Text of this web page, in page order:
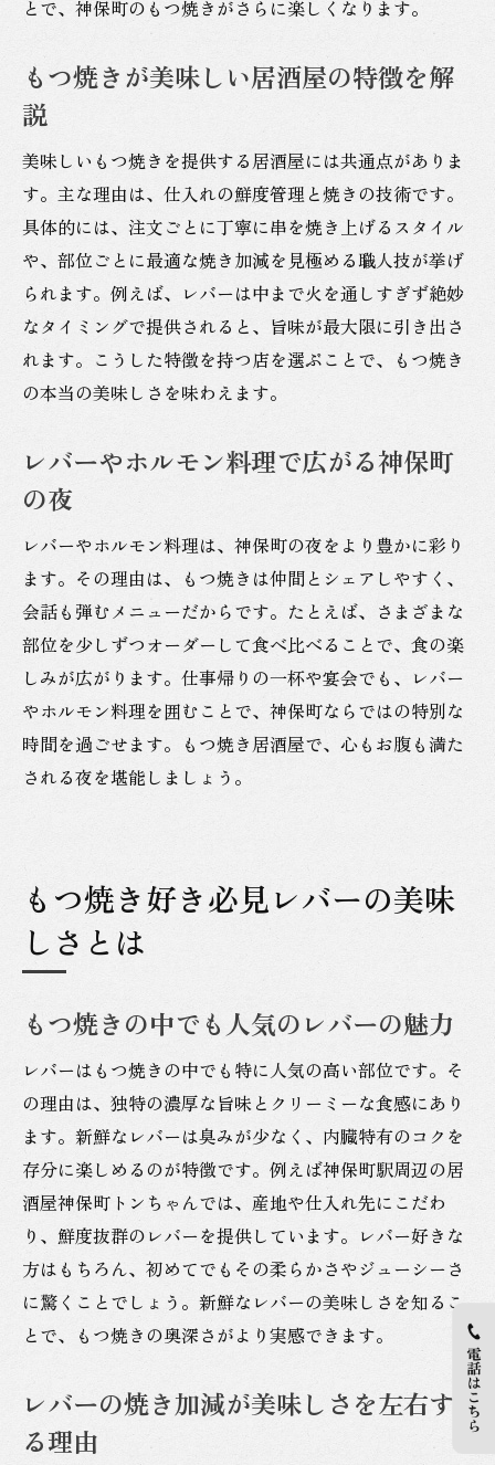
とで、神保町のもつ焼きがさらに楽しくなります。
もつ焼きが美味しい居酒屋の特徴を解
説
美味しいもつ焼きを提供する居酒屋には共通点がありま
す。主な理由は、仕入れの鮮度管理と焼きの技術です。
具体的には、注文ごとに丁寧に串を焼き上げるスタイル
や、部位ごとに最適な焼き加減を見極める職人技が挙げ
られます。例えば、レバーは中まで火を通しすぎず絶妙
なタイミングで提供されると、旨味が最大限に引き出さ
れます。こうした特徴を持つ店を選ぶことで、もつ焼き
の本当の美味しさを味わえます。
レバーやホルモン料理で広がる神保町
の夜
レバーやホルモン料理は、神保町の夜をより豊かに彩り
ます。その理由は、もつ焼きは仲間とシェアしやすく、
会話も弾むメニューだからです。たとえば、さまざまな
部位を少しずつオーダーして食べ比べることで、食の楽
しみが広がります。仕事帰りの一杯や宴会でも、レバー
やホルモン料理を囲むことで、神保町ならではの特別な
時間を過ごせます。もつ焼き居酒屋で、心もお腹も満た
される夜を堪能しましょう。
もつ焼き好き必見レバーの美味
しさとは
もつ焼きの中でも人気のレバーの魅力
レバーはもつ焼きの中でも特に人気の高い部位です。そ
の理由は、独特の濃厚な旨味とクリーミーな食感にあり
ます。新鮮なレバーは臭みが少なく、内臓特有のコクを
存分に楽しめるのが特徴です。例えば神保町駅周辺の居
酒屋神保町トンちゃんでは、産地や仕入れ先にこだわ
り、鮮度抜群のレバーを提供しています。レバー好きな
方はもちろん、初めてでもその柔らかさやジューシーさ
に驚くことでしょう。新鮮なレバーの美味しさを知るこ
とで、もつ焼きの奥深さがより実感できます。
レバーの焼き加減が美味しさを左右す
る理由